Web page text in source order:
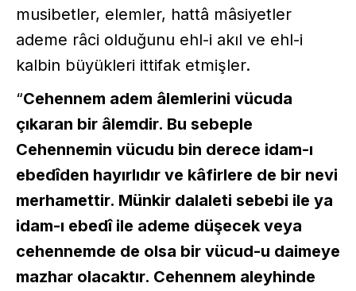
musibetler, elemler, hattâ mâsiyetler
ademe râci olduğunu ehl-i akıl ve ehl-i
kalbin büyükleri ittifak etmişler.
“Cehennem adem âlemlerini vücuda
çıkaran bir âlemdir. Bu sebeple
Cehennemin vücudu bin derece idam-ı
ebedîden hayırlıdır ve kâfirlere de bir nevi
merhamettir. Münkir dalaleti sebebi ile ya
idam-ı ebedî ile ademe düşecek veya
cehennemde de olsa bir vücud-u daimeye
mazhar olacaktır. Cehennem aleyhinde